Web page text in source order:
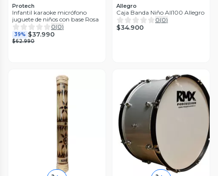
Protech
Infantil karaoke micrófono
juguete de niños con base Rosa
0(0)
39% $37.990
$62.990
Allegro
Caja Banda Niño All100 Allegro
0(0)
$34.900